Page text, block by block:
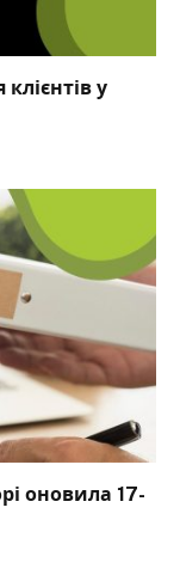
у
оновила 17-